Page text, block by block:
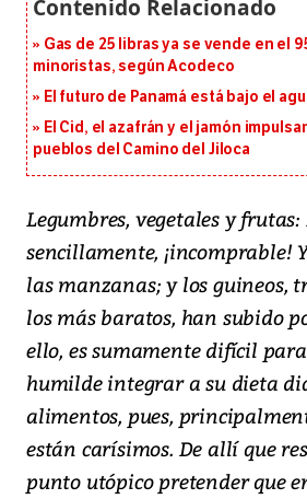
Gas de 25 libras ya se vende en el
minoristas, según Acodeco
El futuro de Panamá está bajo el
El Cid, el azafrán y el jamón
pueblos del Camino del Jiloca
Legumbres, vegetales y
sencillamente, ¡incomprable!
las manzanas; y los guineos,
los más baratos, han subido
ello, es sumamente difícil
humilde integrar a su dieta
alimentos, pues,
están carísimos. De allí que
punto utópico pretender que